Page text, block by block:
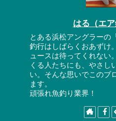
はる（エア
とある浜松アングラーの
釣行はしばらくおあずけ
ュースは待ってくれない
くる人たちにも、やさし
い。そんな思いでこのブ
ます。
頑張れ魚釣り業界！